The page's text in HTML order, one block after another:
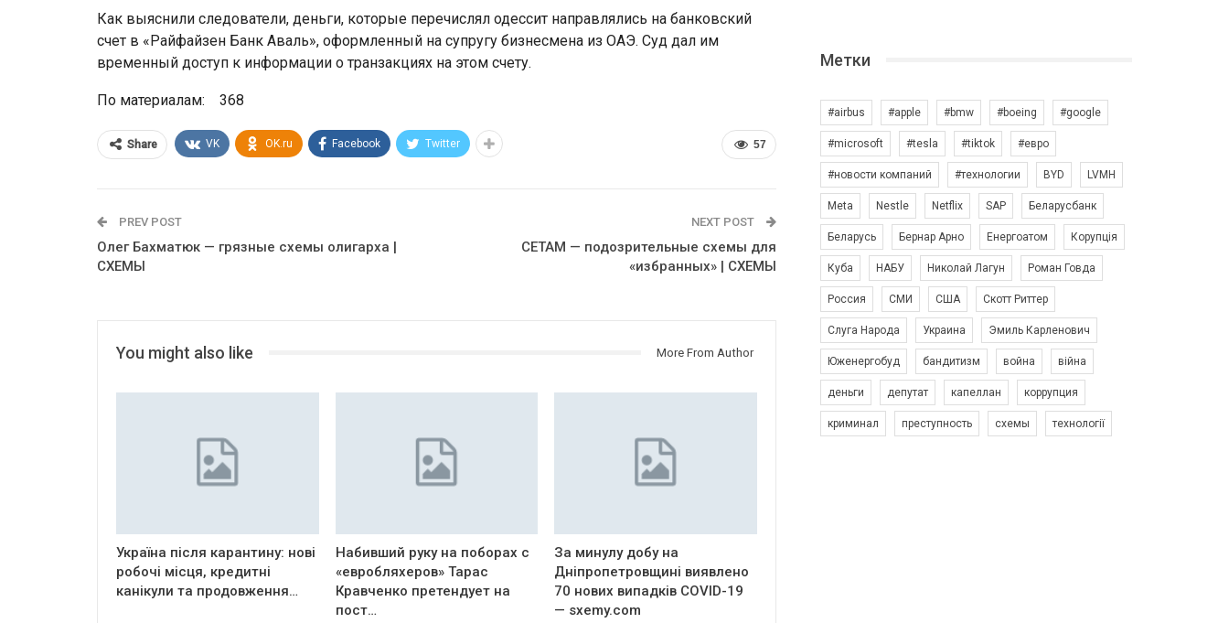
Как выяснили следователи, деньги, которые перечислял одессит направлялись на банковский
счет в «Райфайзен Банк Аваль», оформленный на супругу бизнесмена из ОАЭ. Суд дал им
временный доступ к информации о транзакциях на этом счету.
По материалам: 368
57
Share VK OK.ru Facebook Twitter
PREV POST
Олег Бахматюк — грязные схемы олигарха |
СХЕМЫ
NEXT POST
СЕТАМ — подозрительные схемы для
«избранных» | СХЕМЫ
You might also like More From Author
Україна після карантину: нові
робочі місця, кредитні
канікули та продовження…
Набивший руку на поборах с
«евробляхеров» Тарас
Кравченко претендует на
пост…
За минулу добу на
Дніпропетровщині виявлено
70 нових випадків COVID-19
— sxemy.com
Метки
#airbus #apple #bmw #boeing #google
#microsoft #tesla #tiktok #евро
#новости компаний #технологии BYD LVMH
Meta Nestle Netflix SAP Беларусбанк
Беларусь Бернар Арно Енергоатом Корупція
Куба НАБУ Николай Лагун Роман Говда
Россия СМИ США Скотт Риттер
Слуга Народа Украина Эмиль Карленович
Юженергобуд бандитизм война війна
деньги депутат капеллан коррупция
криминал преступность схемы технології